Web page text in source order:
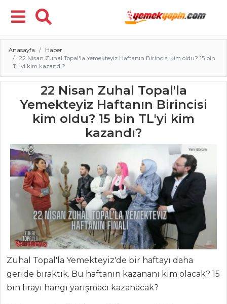
Menü
Anasayfa
Haber
22 Nisan Zuhal Topal'la Yemekteyiz Haftanın Birincisi kim oldu? 15 bin
TL'yi kim kazandı?
22 Nisan Zuhal Topal'la
Yemekteyiz Haftanın Birincisi
kim oldu? 15 bin TL'yi kim
kazandı?
Zuhal Topal'la Yemekteyiz'de bir haftayı daha
geride bıraktık. Bu haftanın kazananı kim olacak? 15
bin lirayı hangi yarışmacı kazanacak?